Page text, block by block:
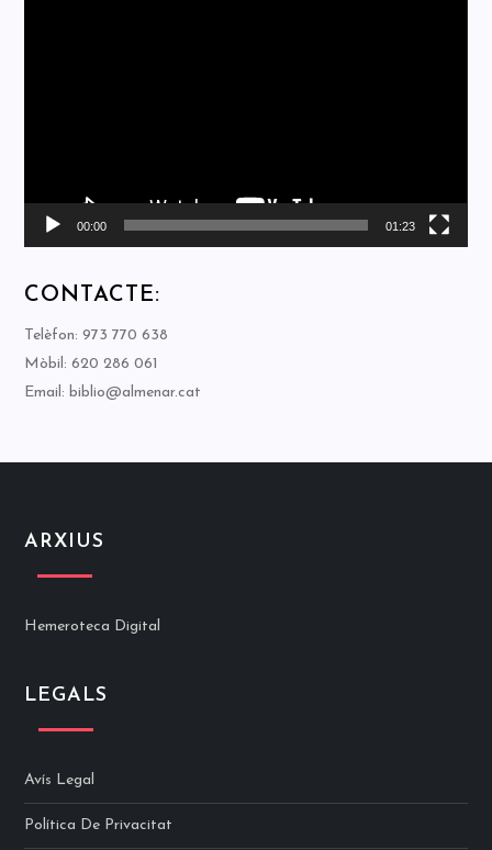
00:00 01:23
CONTACTE:
Telèfon: 973 770 638
Mòbil: 620 286 061
Email: biblio@almenar.cat
ARXIUS
Hemeroteca Digital
LEGALS
Avís Legal
Política De Privacitat